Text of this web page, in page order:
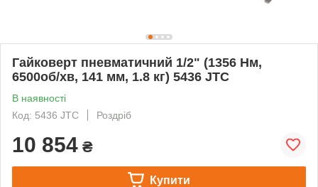
Гайковерт пневматичний 1/2" (1356 Нм,
6500об/хв, 141 мм, 1.8 кг) 5436 JTC
В наявності
Код: 5436 JTC
Роздріб
10 854 ₴
Купити